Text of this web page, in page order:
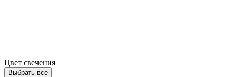
Цвет свечения
Выбрать все